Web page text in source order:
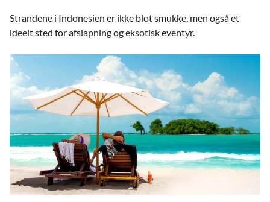
Strandene i Indonesien er ikke blot smukke, men også et
ideelt sted for afslapning og eksotisk eventyr.